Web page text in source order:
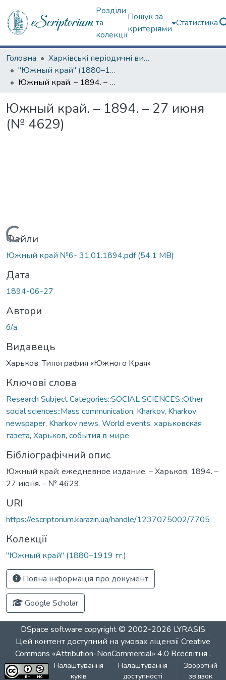
Розділи
та
колекції
Пошук за
критеріями
Статистика
Головна
Харківські періодичні видання
"Южный край" (1880–1919 гг.)
Южный край. – 1894. – 27 июня (№ 4629)
Южный край. – 1894. – 27 июня
(№ 4629)
Вантажиться...
Файли
Южный край №6- 31.01.1894.pdf(54,1 MB)
Дата
1894-06-27
Автори
б/а
Видавець
Харьков: Типография «Южного Края»
Ключові слова
Research Subject Categories::SOCIAL SCIENCES::Other
social sciences::Mass communication, Kharkov, Kharkov
newspaper, Kharkov news, World events, харьковская
газета, Харьков, события в мире
Бібліографічний опис
Южный край: ежедневное издание. – Харьков, 1894. –
27 июня. – № 4629.
URI
https://escriptorium.karazin.ua/handle/1237075002/7705
Колекції
"Южный край" (1880–1919 гг.)
Повна інформація про документ
Google Scholar
DSpace software copyright © 2002-2026 LYRASIS
Цей контент доступний на умовах ліцензіїCreative
Commons «Attribution-NonCommercial» 4.0 Всесвітня .
Налаштування
куків
Налаштування
доступності
Зворотній
зв'язок